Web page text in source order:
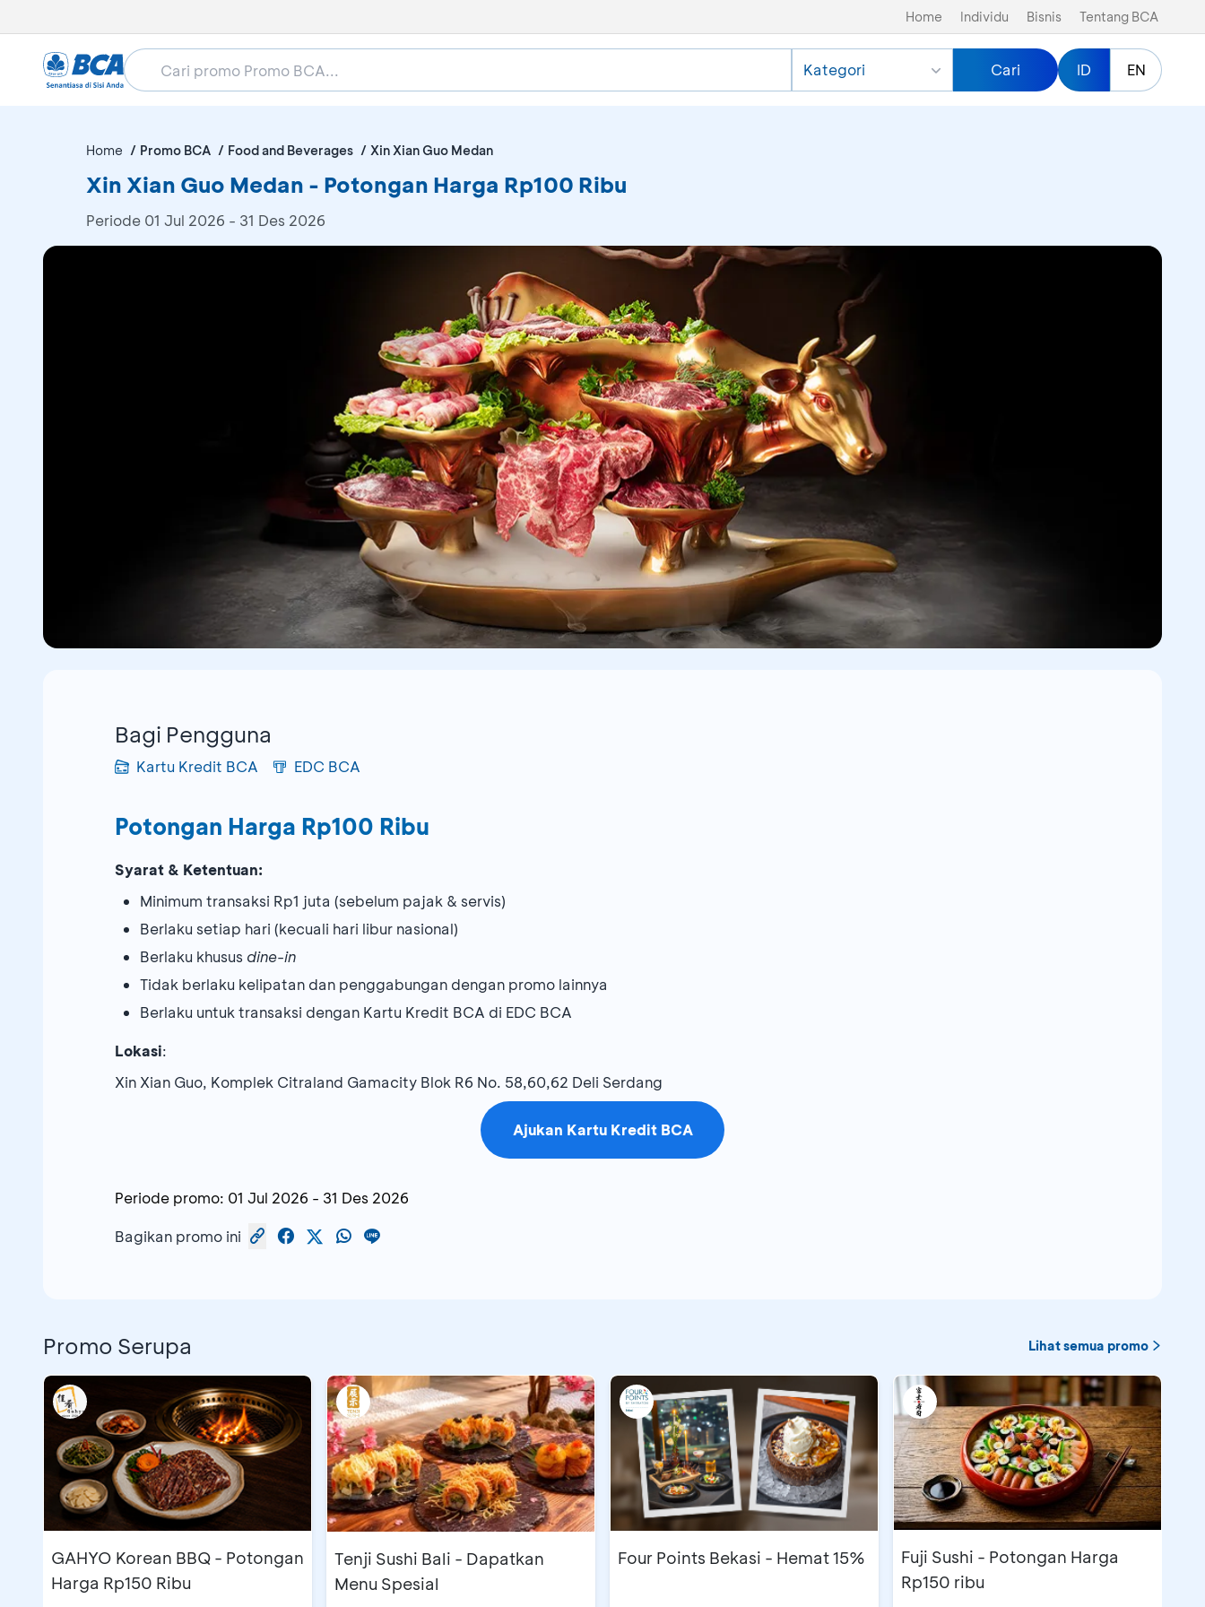
Home Individu Bisnis Tentang BCA
Kategori Cari ID EN
Home Promo BCA Food and Beverages Xin Xian Guo Medan
Xin Xian Guo Medan - Potongan Harga Rp100 Ribu
Periode 01 Jul 2026 - 31 Des 2026
Bagi Pengguna
Kartu Kredit BCA EDC BCA
Potongan Harga Rp100 Ribu
Syarat & Ketentuan:
Minimum transaksi Rp1 juta (sebelum pajak & servis)
Berlaku setiap hari (kecuali hari libur nasional)
Berlaku khusus dine-in
Tidak berlaku kelipatan dan penggabungan dengan promo lainnya
Berlaku untuk transaksi dengan Kartu Kredit BCA di EDC BCA
Lokasi:
Xin Xian Guo, Komplek Citraland Gamacity Blok R6 No. 58,60,62 Deli Serdang
Ajukan Kartu Kredit BCA
Periode promo: 01 Jul 2026 - 31 Des 2026
Bagikan promo ini
Promo Serupa Lihat semua promo
GAHYO Korean BBQ - Potongan
Harga Rp150 Ribu
Tenji Sushi Bali - Dapatkan
Menu Spesial
Four Points Bekasi - Hemat 15%
Fuji Sushi - Potongan Harga
Rp150 ribu